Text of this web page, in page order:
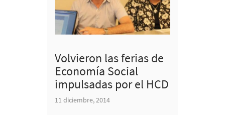
Volvieron las ferias de
Economía Social
impulsadas por el HCD
11 diciembre, 2014